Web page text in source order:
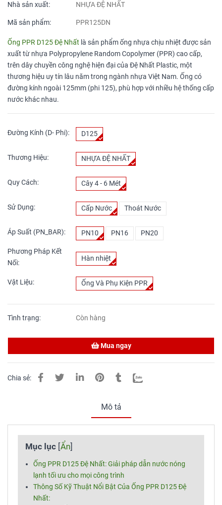
Nhà sản xuất: NHỰA ĐỆ NHẤT
Mã sản phẩm: PPR125DN
Ống PPR D125 Đệ Nhất là sản phẩm ống nhựa chịu nhiệt được sản
xuất từ nhựa Polypropylene Random Copolymer (PPR) cao cấp,
trên dây chuyền công nghệ hiện đại của Đệ Nhất Plastic, một
thương hiệu uy tín lâu năm trong ngành nhựa Việt Nam. Ống có
đường kính ngoài 125mm (phi 125), phù hợp với nhiều hệ thống cấp
nước khác nhau.
Đường Kính (D- Phi): D125
Thương Hiệu: NHỰA ĐỆ NHẤT
Quy Cách: Cây 4 - 6 Mét
Sử Dụng: Cấp Nước Thoát Nước
Áp Suất (PN_BAR): PN10 PN16 PN20
Phương Pháp Kết
Nối:
Hàn nhiệt
Vật Liệu: Ống Và Phụ Kiện PPR
Tình trạng: Còn hàng
Mua ngay
Chia sẻ:
Mô tả
Mục lục [Ẩn]
Ống PPR D125 Đệ Nhất: Giải pháp dẫn nước nóng
lạnh tối ưu cho mọi công trình
Thông Số Kỹ Thuật Nổi Bật Của Ống PPR D125 Đệ
Nhất: